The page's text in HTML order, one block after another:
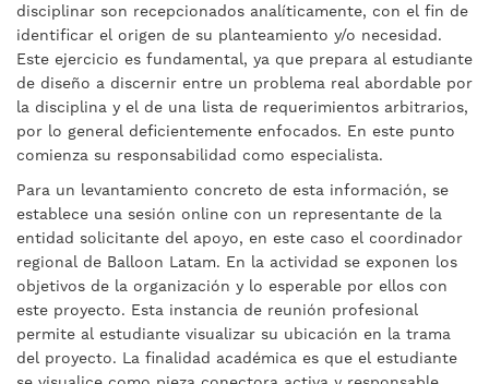
disciplinar son recepcionados analíticamente, con el fin de
identificar el origen de su planteamiento y/o necesidad.
Este ejercicio es fundamental, ya que prepara al estudiante
de diseño a discernir entre un problema real abordable por
la disciplina y el de una lista de requerimientos arbitrarios,
por lo general deficientemente enfocados. En este punto
comienza su responsabilidad como especialista.
Para un levantamiento concreto de esta información, se
establece una sesión online con un representante de la
entidad solicitante del apoyo, en este caso el coordinador
regional de Balloon Latam. En la actividad se exponen los
objetivos de la organización y lo esperable por ellos con
este proyecto. Esta instancia de reunión profesional
permite al estudiante visualizar su ubicación en la trama
del proyecto. La finalidad académica es que el estudiante